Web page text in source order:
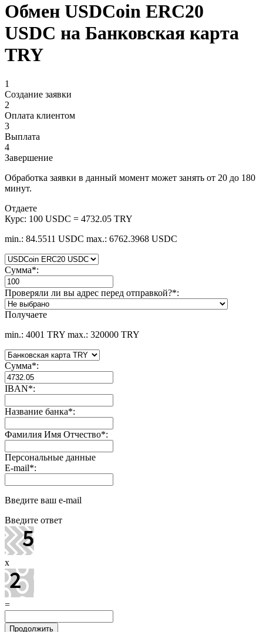
Обмен USDCoin ERC20
USDC на Банковская карта
TRY
1
Создание заявки
2
Оплата клиентом
3
Выплата
4
Завершение
Обработка заявки в данный момент может занять от 20 до 180
минут.
Отдаете
Курс: 100 USDC = 4732.05 TRY
min.: 84.5511 USDC max.: 6762.3968 USDC
Сумма*:
Проверяли ли вы адрес перед отправкой?*:
Получаете
min.: 4001 TRY max.: 320000 TRY
Сумма*:
IBAN*:
Название банка*:
Фамилия Имя Отчество*:
Персональные данные
E-mail*:
Введите ваш e-mail
Введите ответ
x
=